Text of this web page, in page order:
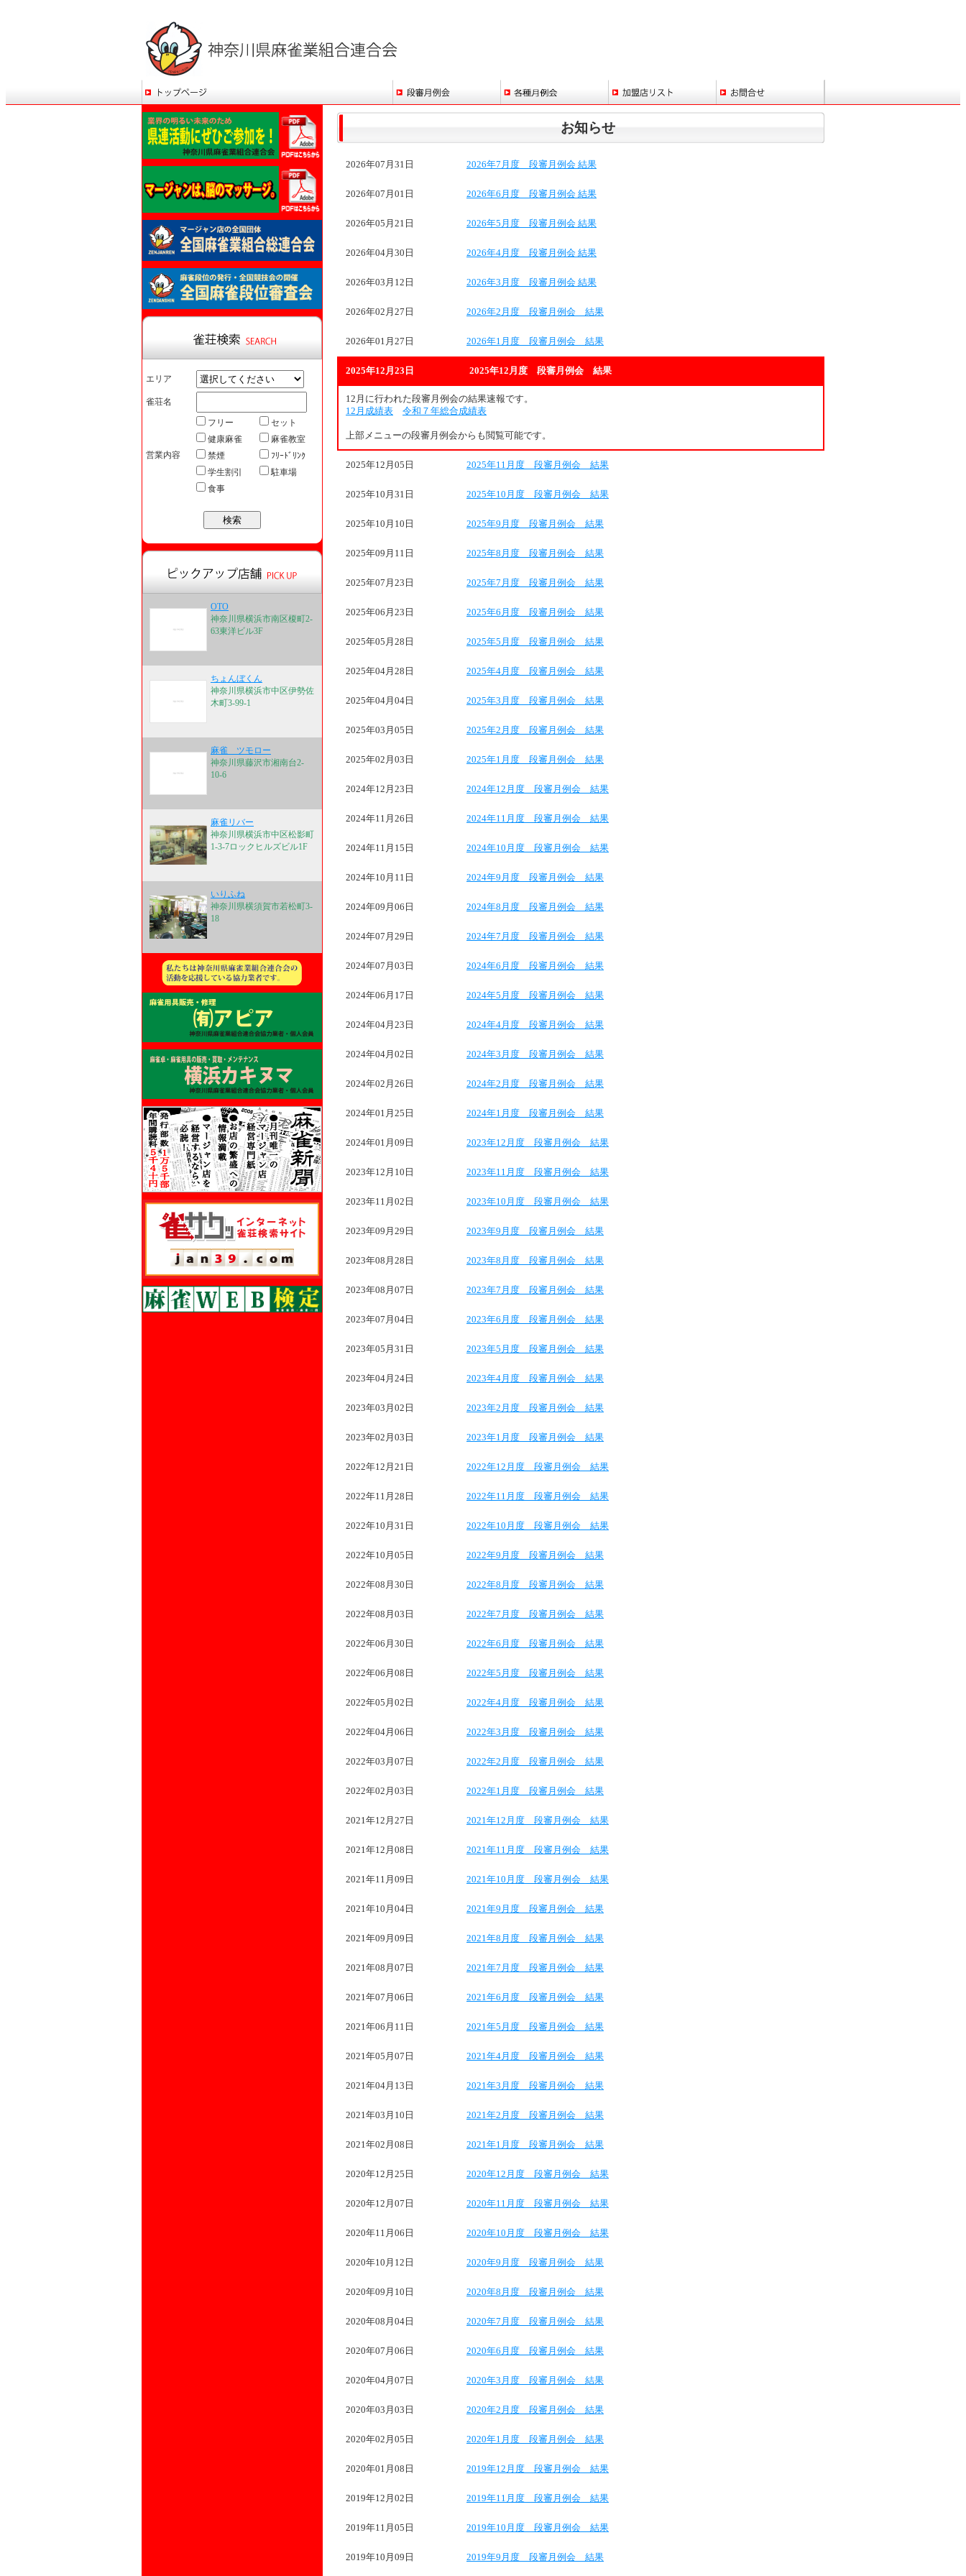
エリア
雀荘名
営業内容
フリー
セット
健康麻雀
麻雀教室
禁煙
ﾌﾘｰﾄﾞﾘﾝｸ
学生割引
駐車場
食事
OTO
神奈川県横浜市南区榎町2-
63東洋ビル3F
ちょんぼくん
神奈川県横浜市中区伊勢佐
木町3-99-1
麻雀 ツモロー
神奈川県藤沢市湘南台2-
10-6
麻雀リバー
神奈川県横浜市中区松影町
1-3-7ロックヒルズビル1F
いりふね
神奈川県横須賀市若松町3-
18
お知らせ
2026年07月31日 2026年7月度 段審月例会 結果
2026年07月01日 2026年6月度 段審月例会 結果
2026年05月21日 2026年5月度 段審月例会 結果
2026年04月30日 2026年4月度 段審月例会 結果
2026年03月12日 2026年3月度 段審月例会 結果
2026年02月27日 2026年2月度 段審月例会 結果
2026年01月27日 2026年1月度 段審月例会 結果
2025年12月23日 2025年12月度 段審月例会 結果
12月に行われた段審月例会の結果速報です。
12月成績表
令和７年総合成績表
上部メニューの段審月例会からも閲覧可能です。
2025年12月05日 2025年11月度 段審月例会 結果
2025年10月31日 2025年10月度 段審月例会 結果
2025年10月10日 2025年9月度 段審月例会 結果
2025年09月11日 2025年8月度 段審月例会 結果
2025年07月23日 2025年7月度 段審月例会 結果
2025年06月23日 2025年6月度 段審月例会 結果
2025年05月28日 2025年5月度 段審月例会 結果
2025年04月28日 2025年4月度 段審月例会 結果
2025年04月04日 2025年3月度 段審月例会 結果
2025年03月05日 2025年2月度 段審月例会 結果
2025年02月03日 2025年1月度 段審月例会 結果
2024年12月23日 2024年12月度 段審月例会 結果
2024年11月26日 2024年11月度 段審月例会 結果
2024年11月15日 2024年10月度 段審月例会 結果
2024年10月11日 2024年9月度 段審月例会 結果
2024年09月06日 2024年8月度 段審月例会 結果
2024年07月29日 2024年7月度 段審月例会 結果
2024年07月03日 2024年6月度 段審月例会 結果
2024年06月17日 2024年5月度 段審月例会 結果
2024年04月23日 2024年4月度 段審月例会 結果
2024年04月02日 2024年3月度 段審月例会 結果
2024年02月26日 2024年2月度 段審月例会 結果
2024年01月25日 2024年1月度 段審月例会 結果
2024年01月09日 2023年12月度 段審月例会 結果
2023年12月10日 2023年11月度 段審月例会 結果
2023年11月02日 2023年10月度 段審月例会 結果
2023年09月29日 2023年9月度 段審月例会 結果
2023年08月28日 2023年8月度 段審月例会 結果
2023年08月07日 2023年7月度 段審月例会 結果
2023年07月04日 2023年6月度 段審月例会 結果
2023年05月31日 2023年5月度 段審月例会 結果
2023年04月24日 2023年4月度 段審月例会 結果
2023年03月02日 2023年2月度 段審月例会 結果
2023年02月03日 2023年1月度 段審月例会 結果
2022年12月21日 2022年12月度 段審月例会 結果
2022年11月28日 2022年11月度 段審月例会 結果
2022年10月31日 2022年10月度 段審月例会 結果
2022年10月05日 2022年9月度 段審月例会 結果
2022年08月30日 2022年8月度 段審月例会 結果
2022年08月03日 2022年7月度 段審月例会 結果
2022年06月30日 2022年6月度 段審月例会 結果
2022年06月08日 2022年5月度 段審月例会 結果
2022年05月02日 2022年4月度 段審月例会 結果
2022年04月06日 2022年3月度 段審月例会 結果
2022年03月07日 2022年2月度 段審月例会 結果
2022年02月03日 2022年1月度 段審月例会 結果
2021年12月27日 2021年12月度 段審月例会 結果
2021年12月08日 2021年11月度 段審月例会 結果
2021年11月09日 2021年10月度 段審月例会 結果
2021年10月04日 2021年9月度 段審月例会 結果
2021年09月09日 2021年8月度 段審月例会 結果
2021年08月07日 2021年7月度 段審月例会 結果
2021年07月06日 2021年6月度 段審月例会 結果
2021年06月11日 2021年5月度 段審月例会 結果
2021年05月07日 2021年4月度 段審月例会 結果
2021年04月13日 2021年3月度 段審月例会 結果
2021年03月10日 2021年2月度 段審月例会 結果
2021年02月08日 2021年1月度 段審月例会 結果
2020年12月25日 2020年12月度 段審月例会 結果
2020年12月07日 2020年11月度 段審月例会 結果
2020年11月06日 2020年10月度 段審月例会 結果
2020年10月12日 2020年9月度 段審月例会 結果
2020年09月10日 2020年8月度 段審月例会 結果
2020年08月04日 2020年7月度 段審月例会 結果
2020年07月06日 2020年6月度 段審月例会 結果
2020年04月07日 2020年3月度 段審月例会 結果
2020年03月03日 2020年2月度 段審月例会 結果
2020年02月05日 2020年1月度 段審月例会 結果
2020年01月08日 2019年12月度 段審月例会 結果
2019年12月02日 2019年11月度 段審月例会 結果
2019年11月05日 2019年10月度 段審月例会 結果
2019年10月09日 2019年9月度 段審月例会 結果